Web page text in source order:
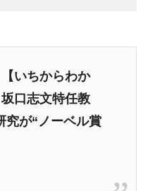
【いちからわか
口志文特任教
が“ノーベル賞